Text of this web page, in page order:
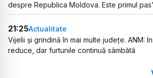
despre Republica Moldova. Este primul
21:25Actualitate
Vijelii și grindină în mai multe județe. ANM:
reduce, dar furtunile continuă sâmbătă